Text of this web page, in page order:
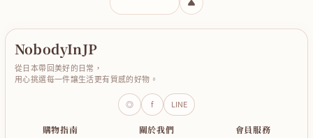
輸入頁碼
NobodyInJP
從日本帶回美好的日常，
用心挑選每一件讓生活更有質感的好物。
◎ f LINE
購物指南
關於我們
會員服務